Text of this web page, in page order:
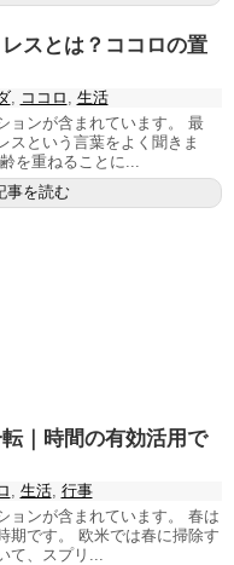
スとは？ココロの置
, ココロ
生活
ョンが含まれています。 最
スという言葉をよく聞きま
を重ねることに...
事を読む
｜時間の有効活用で
生活, 行事
ョンが含まれています。 春は
期です。 欧米では春に掃除す
て、スプリ...